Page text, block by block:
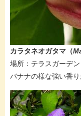
​​​​カラタネオガタマ（
​場所：テラスガーデン
バナナの様な強い香り